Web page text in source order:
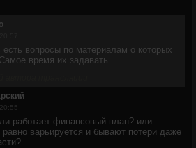
вопросы по материалам о которых
время их задавать...
работает финансовый план? или
равно варьируется и бывают потери даже